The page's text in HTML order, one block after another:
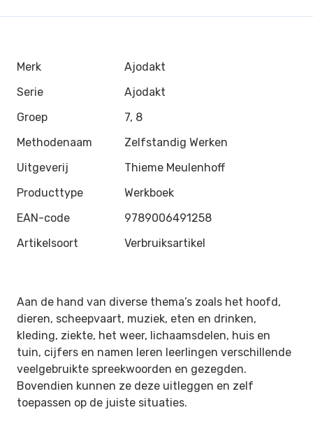
Merk
Ajodakt
Serie
Ajodakt
Groep
7, 8
Methodenaam
Zelfstandig Werken
Uitgeverij
Thieme Meulenhoff
Producttype
Werkboek
EAN-code
9789006491258
Artikelsoort
Verbruiksartikel
Aan de hand van diverse thema’s zoals het hoofd,
dieren, scheepvaart, muziek, eten en drinken,
kleding, ziekte, het weer, lichaamsdelen, huis en
tuin, cijfers en namen leren leerlingen verschillende
veelgebruikte spreekwoorden en gezegden.
Bovendien kunnen ze deze uitleggen en zelf
toepassen op de juiste situaties.